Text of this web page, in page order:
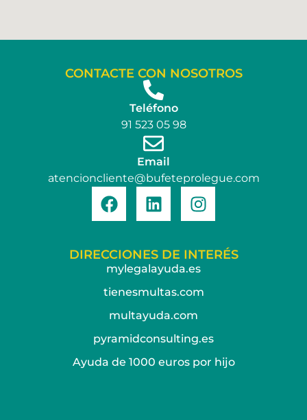
CONTACTE CON NOSOTROS
Teléfono
91 523 05 98
Email
atencioncliente@bufeteprolegue.com
DIRECCIONES DE INTERÉS
mylegalayuda.es
tienesmultas.com
multayuda.com
pyramidconsulting.es
Ayuda de 1000 euros por hijo